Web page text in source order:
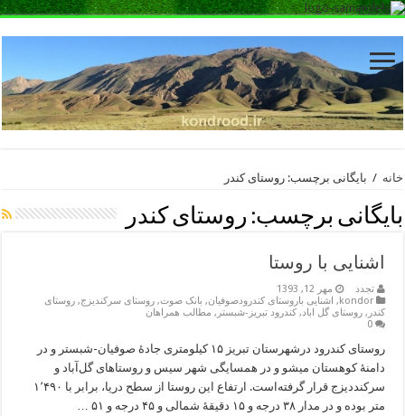
خانه / بایگانی برچسب: روستای کندر
بایگانی برچسب: روستای کندر
اشنایی با روستا
تجدد
مهر 12, 1393
kondor
, اشنایی باروستای کندرودصوفیان, بانک صوت,روستای سرکندیزج,روستای
کندر ,روستای گل اباد,کندرود تبریز-شبستر , مطالب همراهان
0
روستای کندرود درشهرستان تبریز ۱۵ کیلومتری جادهٔ صوفیان-شبستر و در
دامنهٔ کوهستان میشو و در همسایگی شهر سیس و روستاهای گل‌آباد و
سرکنددیزج قرار گرفته‌است. ارتفاع این روستا از سطح دریا، برابر با ۱٬۴۹۰
متر بوده و در مدار ۳۸ درجه و ۱۵ دقیقهٔ شمالی و ۴۵ درجه و ۵۱ …